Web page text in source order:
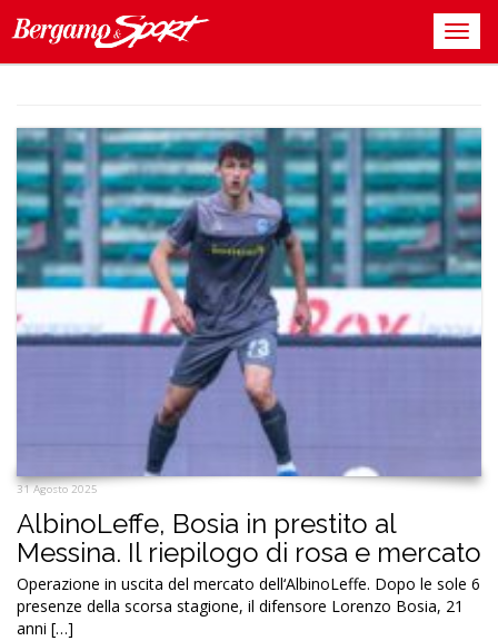
31 Agosto 2025
AlbinoLeffe, Bosia in prestito al
Messina. Il riepilogo di rosa e mercato
Operazione in uscita del mercato dell‘AlbinoLeffe. Dopo le sole 6
presenze della scorsa stagione, il difensore Lorenzo Bosia, 21
anni […]